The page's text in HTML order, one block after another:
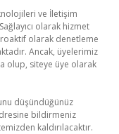
ve İletişim
olarak hizmet
olarak denetleme
Ancak, üyelerimiz
olup, siteye üye olarak
düşündüğünüz
bildirmeniz
kaldırılacaktır.